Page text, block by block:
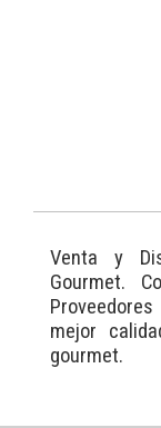
Venta y
Gourmet.
mejor
gourmet.